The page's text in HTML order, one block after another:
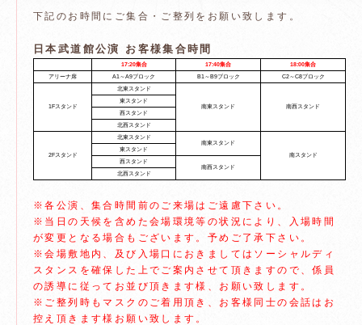
下記のお時間にご集合・ご整列をお願い致します。
日本武道館公演 お客様集合時間
17:20集合 17:40集合
18:00集合
アリーナ席
A1～A9ブロック B1～B9ブロック C2～C8ブロック
1Fスタンド
北東スタンド
南東スタンド 南西スタンド
東スタンド
西スタンド
北西スタンド
2Fスタンド
北東スタンド
南東スタンド
南スタンド
東スタンド
西スタンド
南西スタンド
北西スタンド
※各公演、集合時間前のご来場はご遠慮下さい。
※当日の天候を含めた会場環境等の状況により、入場時間
が変更となる場合もございます。予めご了承下さい。
※会場敷地内、及び入場口におきましてはソーシャルディ
スタンスを確保した上でご案内させて頂きますので、係員
の誘導に従ってお並び頂きます様、お願い致します。
※ご整列時もマスクのご着用頂き、お客様同士の会話はお
控え頂きます様お願い致します。